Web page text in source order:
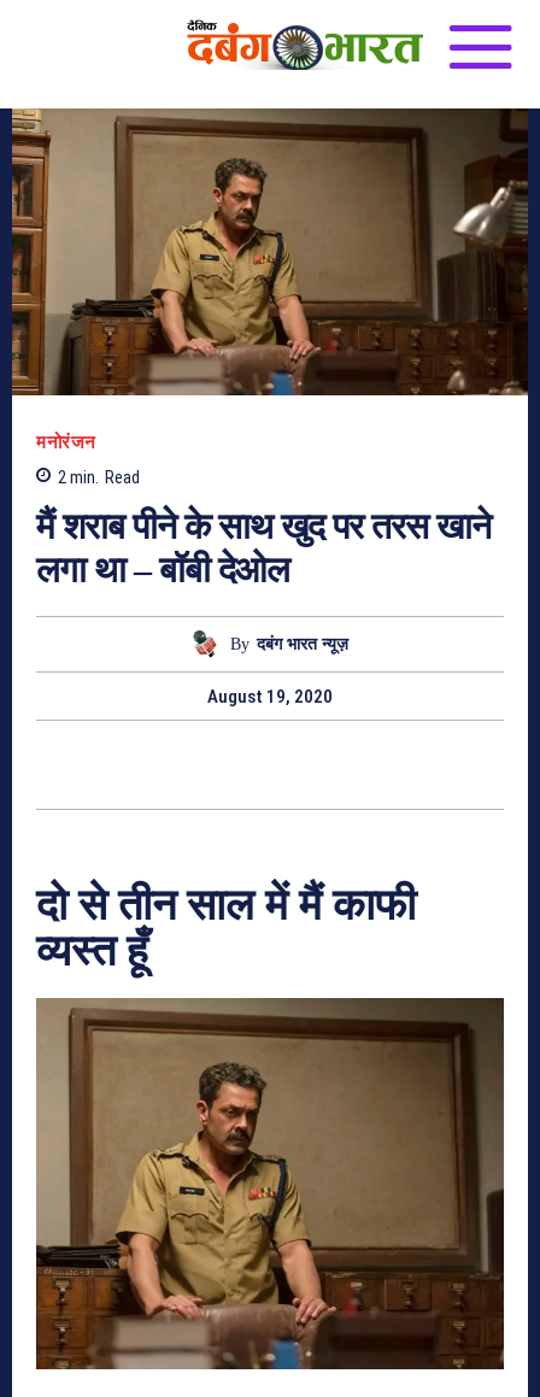
मनोरंजन
2 min. Read
मैं शराब पीने के साथ खुद पर तरस खाने
लगा था – बॉबी देओल
By दबंग भारत न्यूज़
August 19, 2020
दो से तीन साल में मैं काफी
व्यस्त हूँ